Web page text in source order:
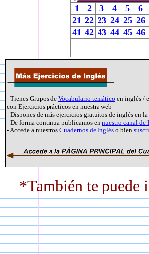
1 2 3 4 5 6
21 22 23 24 25 26
41 42 43 44 45 46
- Tienes Grupos de Vocabulario temático en inglés /
con Ejercicios prácticos en nuestra web
- Dispones de más ejercicios gratuitos de inglés en la
- De forma continua publicamos en nuestro canal de
- Accede a nuestros Cuadernos de Inglés o bien
*También te puede